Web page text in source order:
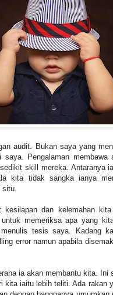
audit. Bukan saya yang
Pengalaman membawa
skill mereka. Antaranya
kita tidak sangka ianya
kesilapan dan kelemahan
memeriksa apa yang
tesis saya. Kadang
error namun apabila
ia akan membantu kita. Ini
kita iaitu lebih teliti. Ada rakan